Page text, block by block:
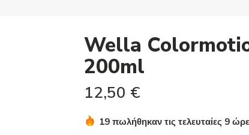
Wella
200ml
12,50 €
19 πωλήθηκαν τις τελευταίες 9